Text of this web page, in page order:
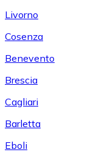
Livorno
Cosenza
Benevento
Brescia
Cagliari
Barletta
Eboli